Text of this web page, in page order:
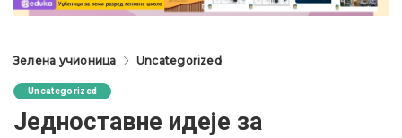
Зелена учионица Uncategorized
Uncategorized
Једноставне идеје за